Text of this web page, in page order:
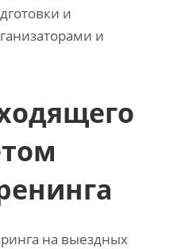
и
и
на выездных